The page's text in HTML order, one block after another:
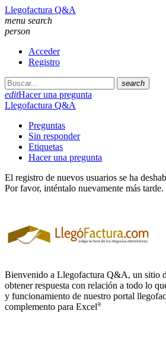
Llegofactura Q&A
menu search
person
Acceder
Registro
search
editHacer una pregunta
Llegofactura Q&A
Preguntas
Sin responder
Etiquetas
Hacer una pregunta
El registro de nuevos usuarios se ha
Por favor, inténtalo nuevamente más tarde.
Bienvenido a Llegofactura Q&A, un sitio
obtener respuesta con relación a todo lo
y funcionamiento de nuestro portal
complemento para Excel®